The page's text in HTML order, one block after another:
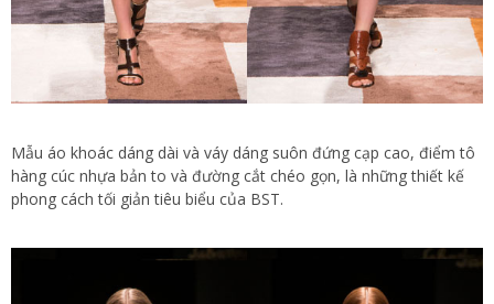
Mẫu áo khoác dáng dài và váy dáng suôn đứng cạp cao, điểm tô
hàng cúc nhựa bản to và đường cắt chéo gọn, là những thiết kế
phong cách tối giản tiêu biểu của BST.